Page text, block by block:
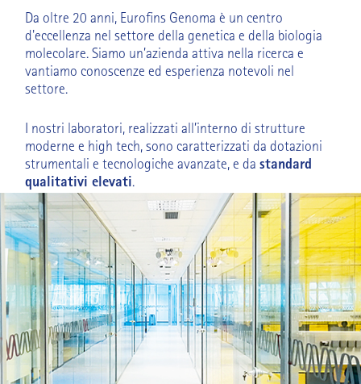
Da oltre 20 anni, Eurofins Genoma è un centro
d'eccellenza nel settore della genetica e della biologia
molecolare. Siamo un’azienda attiva nella ricerca e
vantiamo conoscenze ed esperienza notevoli nel
settore.
I nostri laboratori, realizzati all’interno di strutture
moderne e high tech, sono caratterizzati da dotazioni
strumentali e tecnologiche avanzate, e dastandard
qualitativi elevati.